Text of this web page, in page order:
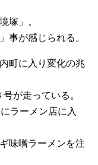
塚」。
事が感じられる。
町に入り変化の兆
が走っている。
ラーメン店に入
味噌ラーメンを注